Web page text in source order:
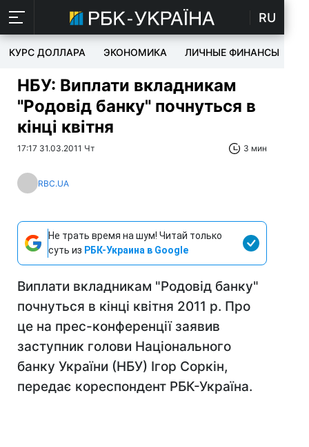
RU
КУРС ДОЛЛАРА ЭКОНОМИКА ЛИЧНЫЕ ФИНАНСЫ
НБУ: Виплати вкладникам
"Родовід банку" почнуться в
кінці квітня
17:17 31.03.2011 Чт 3 мин
RBC.UA
Не трать время на шум! Читай только
суть из РБК-Украина в Google
Виплати вкладникам "Родовід банку"
почнуться в кінці квітня 2011 р. Про
це на прес-конференції заявив
заступник голови Національного
банку України (НБУ) Ігор Соркін,
передає кореспондент РБК-Україна.